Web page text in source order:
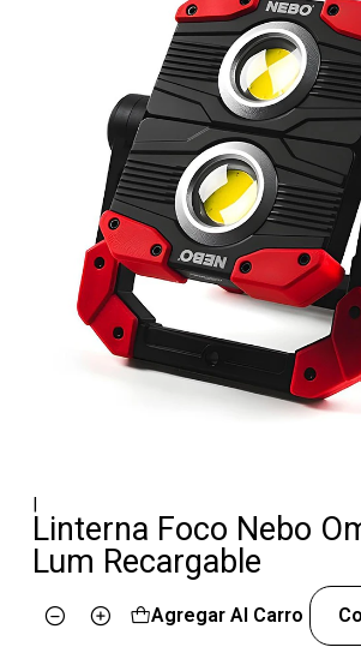
|
Linterna Foco Nebo
Lum Recargable
Cantidad
Agregar Al Carro